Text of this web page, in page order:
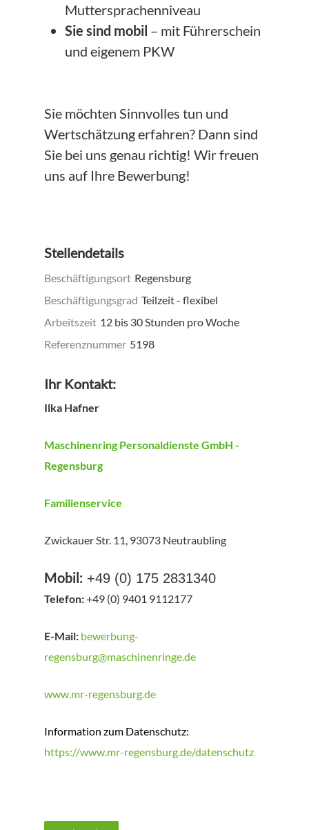
Muttersprachenniveau
Sie sind mobil – mit Führerschein
und eigenem PKW
Sie möchten Sinnvolles tun und
Wertschätzung erfahren? Dann sind
Sie bei uns genau richtig! Wir freuen
uns auf Ihre Bewerbung!
Stellendetails
Beschäftigungsort Regensburg
Beschäftigungsgrad Teilzeit - flexibel
Arbeitszeit 12 bis 30 Stunden pro Woche
Referenznummer 5198
Ihr Kontakt:
Ilka Hafner
Maschinenring Personaldienste GmbH -
Regensburg
Familienservice
Zwickauer Str. 11, 93073 Neutraubling
Mobil: +49 (0) 175 2831340
Telefon:+49 (0) 9401 9112177
E-Mail: bewerbung-
regensburg@maschinenringe.de
www.mr-regensburg.de
Information zum Datenschutz:
https://www.mr-regensburg.de/datenschutz